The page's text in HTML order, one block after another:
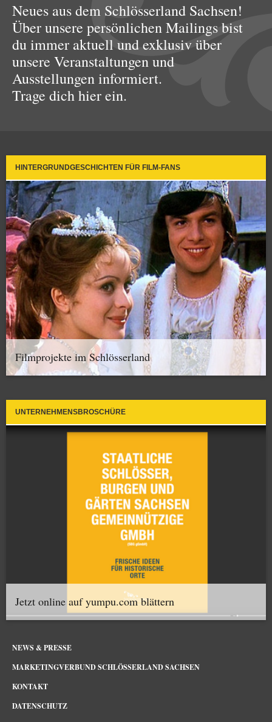
Neues aus dem Schlösserland Sachsen!
Über unsere persönlichen Mailings bist
du immer aktuell und exklusiv über
unsere Veranstaltungen und
Ausstellungen informiert.
Trage dich hier ein.
HINTERGRUNDGESCHICHTEN FÜR FILM-FANS
Filmprojekte im Schlösserland
UNTERNEHMENSBROSCHÜRE
Jetzt online auf yumpu.com blättern
NEWS & PRESSE
MARKETINGVERBUND SCHLÖSSERLAND SACHSEN
KONTAKT
DATENSCHUTZ